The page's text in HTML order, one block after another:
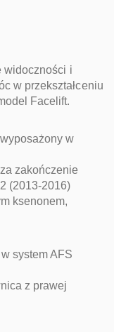
widoczności i
w przekształceniu
Facelift.
w
zakończenie
(2013-2016)
ksenonem,
system AFS
z prawej